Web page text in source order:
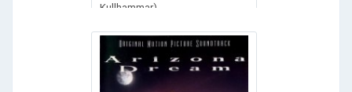
Kullhammar)